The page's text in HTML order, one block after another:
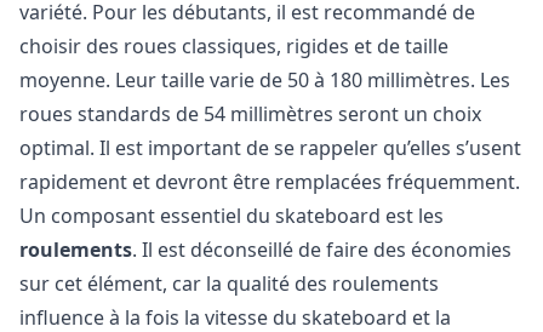
variété. Pour les débutants, il est recommandé de
choisir des roues classiques, rigides et de taille
moyenne. Leur taille varie de 50 à 180 millimètres. Les
roues standards de 54 millimètres seront un choix
optimal. Il est important de se rappeler qu’elles s’usent
rapidement et devront être remplacées fréquemment.
Un composant essentiel du skateboard est les
roulements. Il est déconseillé de faire des économies
sur cet élément, car la qualité des roulements
influence à la fois la vitesse du skateboard et la